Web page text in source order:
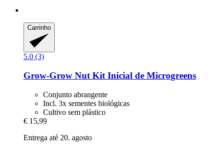
Carrinho
5.0 (3)
Grow-Grow Nut Kit Inicial de Microgreens
Conjunto abrangente
Incl. 3x sementes biológicas
Cultivo sem plástico
€ 15,99
Entrega até 20. agosto